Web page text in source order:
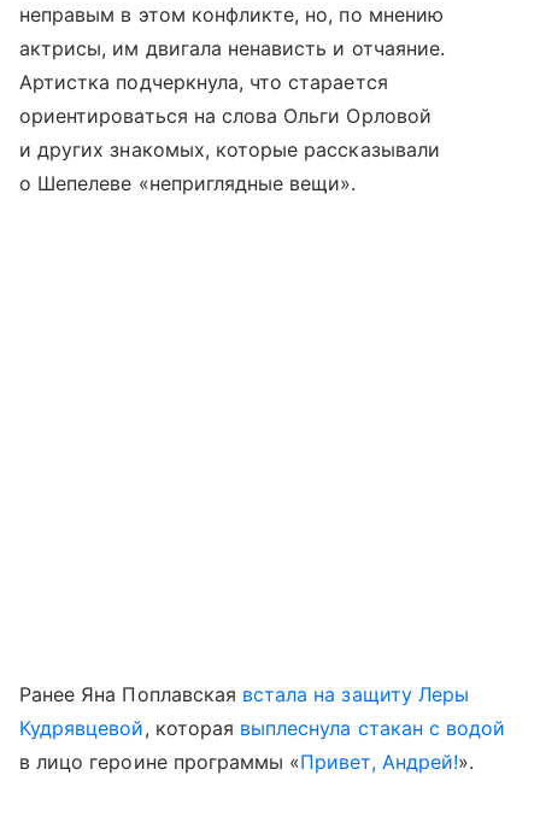
неправым в этом конфликте, но, по мнению
актрисы, им двигала ненависть и отчаяние.
Артистка подчеркнула, что старается
ориентироваться на слова Ольги Орловой
и других знакомых, которые рассказывали
о Шепелеве «неприглядные вещи».
Ранее Яна Поплавская встала на защиту Леры
Кудрявцевой, которая выплеснула стакан с водой
в лицо героине программы «Привет, Андрей!».